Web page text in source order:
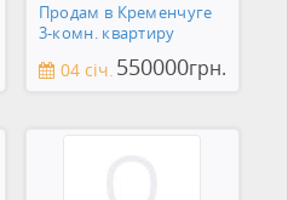
Продам в Кременчуге
3-комн. квартиру
04 січ. 550000грн.